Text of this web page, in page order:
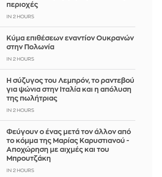
περιοχές
IN 2 HOURS
Κύμα επιθέσεων εναντίον Ουκρανών
στην Πολωνία
IN 2 HOURS
Η σύζυγος του Λεμπρόν, το ραντεβού
για ψώνια στην Ιταλία και η απόλυση
της πωλήτριας
IN 2 HOURS
Φεύγουν ο ένας μετά τον άλλον από
το κόμμα της Μαρίας Καρυστιανού -
Αποχώρηση με αιχμές και του
Μπρουτζάκη
IN 2 HOURS